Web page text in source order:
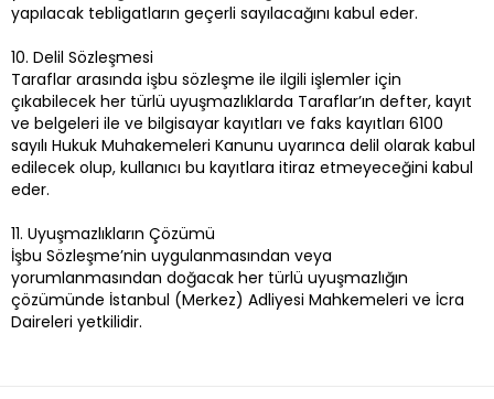
yapılacak tebligatların geçerli sayılacağını kabul eder.
10. Delil Sözleşmesi
Taraflar arasında işbu sözleşme ile ilgili işlemler için
çıkabilecek her türlü uyuşmazlıklarda Taraflar’ın defter, kayıt
ve belgeleri ile ve bilgisayar kayıtları ve faks kayıtları 6100
sayılı Hukuk Muhakemeleri Kanunu uyarınca delil olarak kabul
edilecek olup, kullanıcı bu kayıtlara itiraz etmeyeceğini kabul
eder.
11. Uyuşmazlıkların Çözümü
İşbu Sözleşme’nin uygulanmasından veya
yorumlanmasından doğacak her türlü uyuşmazlığın
çözümünde İstanbul (Merkez) Adliyesi Mahkemeleri ve İcra
Daireleri yetkilidir.